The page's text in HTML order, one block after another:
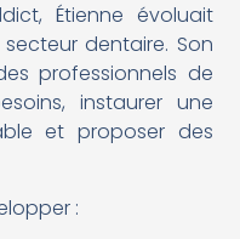
Étienne évoluait
dentaire. Son
professionnels de
instaurer une
et proposer des
: